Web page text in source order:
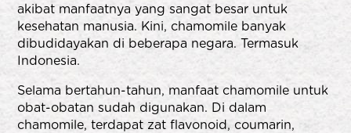
akibat manfaatnya yang sangat besar untuk
kesehatan manusia. Kini, chamomile banyak
dibudidayakan di beberapa negara. Termasuk
Indonesia.
Selama bertahun-tahun, manfaat chamomile untuk
obat-obatan sudah digunakan. Di dalam
chamomile, terdapat zat flavonoid, coumarin,